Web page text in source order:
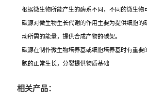
根据微生物所能产生的酶系不同，不同的微生物
碳源对微生物生长代谢的作用主要为提供细胞的
动所需的能量，提供合成产物的碳架。
碳源在制作微生物培养基或细胞培养基时有重要
胞的正常生长，分裂提供物质基础
相关产品：